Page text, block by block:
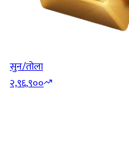
सुन/तोला
२,९६,९००